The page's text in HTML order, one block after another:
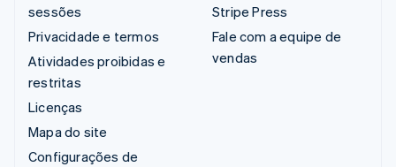
sessões
Privacidade e termos
Atividades proibidas e
restritas
Licenças
Mapa do site
Configurações de
Stripe Press
Fale com a equipe de
vendas